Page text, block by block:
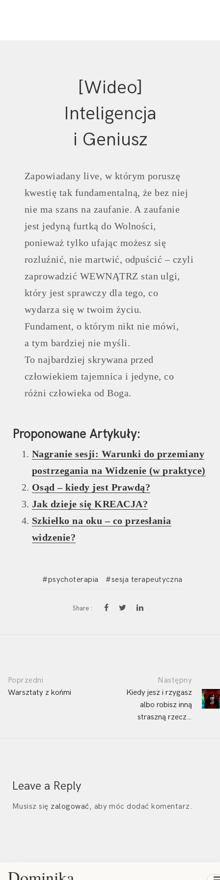
[Wideo]
Inteligencja
i Geniusz
Zapowiadany live, w którym poruszę
kwestię tak fundamentalną, że bez niej
nie ma szans na zaufanie. A zaufanie
jest jedyną furtką do Wolności,
ponieważ tylko ufając możesz się
rozluźnić, nie martwić, odpuścić – czyli
zaprowadzić WEWNĄTRZ stan ulgi,
który jest sprawczy dla tego, co
wydarza się w twoim życiu.
Fundament, o którym nikt nie mówi,
a tym bardziej nie myśli.
To najbardziej skrywana przed
człowiekiem tajemnica i jedyne, co
różni człowieka od Boga.
Proponowane Artykuły:
Nagranie sesji: Warunki do przemiany
postrzegania na Widzenie (w praktyce)
Osąd – kiedy jest Prawdą?
Jak dzieje się KREACJA?
Szkiełko na oku – co przesłania
widzenie?
psychoterapia sesja terapeutyczna
Share :
Poprzedni
Warsztaty z końmi
Następny
Kiedy jesz i rzygasz
albo robisz inną
straszną rzecz…
Leave a Reply
Musisz się zalogować, aby móc dodać komentarz.